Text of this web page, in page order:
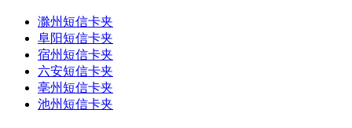
滁州短信卡夹
阜阳短信卡夹
宿州短信卡夹
六安短信卡夹
亳州短信卡夹
池州短信卡夹